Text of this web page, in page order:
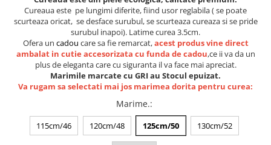
Colectia Disney
Sticlă pentru apa Personalizată
Sepci personalizate
Seturi cadou pentru copii KID's Collection
Lenjerii de pat pentru copii
Cadouri Cuplu
Pijamale de CRACIUN
Pijamale de dama
Cureaua este pe lungimi diferite, fiind usor reglabila ( se poate
scurteaza oricat, se desface surubul, se scurteaza cureaza si se pride
surubul inapoi). Latime curea 3.5cm.
Ofera un cadou care sa fie remarcat,acest produs vine direct
ambalat in cutie accesorizata cu funda de cadou,ce ii va da un
plus de eleganta care cu siguranta il va face mai apreciat.
Marimile marcate cu GRI au Stocul epuizat.
Va rugam sa selectati mai jos marimea dorita pentru curea:
Marime.:
115cm/46 120cm/48 125cm/50 130cm/52